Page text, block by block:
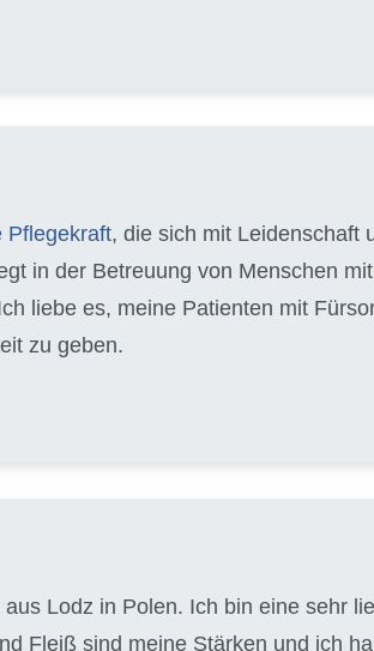
Pflegekraft, die sich mit Leidenschaft
in der Betreuung von Menschen mit
liebe es, meine Patienten mit
zu geben.
Lodz in Polen. Ich bin eine sehr
Fleiß sind meine Stärken und ich